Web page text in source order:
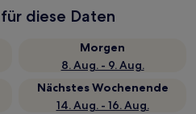
diese Daten
Morgen
8. Aug. - 9. Aug.
Nächstes Wochenende
14. Aug. - 16. Aug.